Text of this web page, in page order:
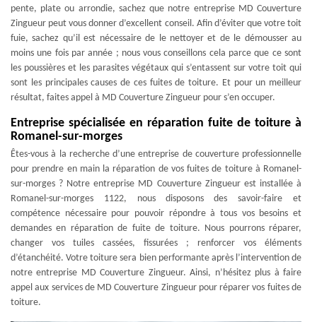
pente, plate ou arrondie, sachez que notre entreprise MD Couverture
Zingueur peut vous donner d’excellent conseil. Afin d’éviter que votre toit
fuie, sachez qu’il est nécessaire de le nettoyer et de le démousser au
moins une fois par année ; nous vous conseillons cela parce que ce sont
les poussières et les parasites végétaux qui s’entassent sur votre toit qui
sont les principales causes de ces fuites de toiture. Et pour un meilleur
résultat, faites appel à MD Couverture Zingueur pour s’en occuper.
Entreprise spécialisée en réparation fuite de toiture à
Romanel-sur-morges
Êtes-vous à la recherche d’une entreprise de couverture professionnelle
pour prendre en main la réparation de vos fuites de toiture à Romanel-
sur-morges ? Notre entreprise MD Couverture Zingueur est installée à
Romanel-sur-morges 1122, nous disposons des savoir-faire et
compétence nécessaire pour pouvoir répondre à tous vos besoins et
demandes en réparation de fuite de toiture. Nous pourrons réparer,
changer vos tuiles cassées, fissurées ; renforcer vos éléments
d’étanchéité. Votre toiture sera bien performante après l’intervention de
notre entreprise MD Couverture Zingueur. Ainsi, n’hésitez plus à faire
appel aux services de MD Couverture Zingueur pour réparer vos fuites de
toiture.